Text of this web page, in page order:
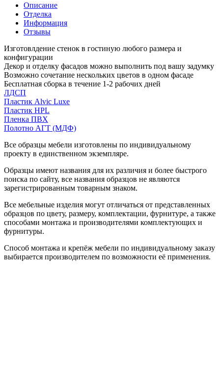
Описание
Отделка
Информация
Отзывы
Изготовлдение стенок в гостиную любого размера и
конфигурации
Декор и отделку фасадов можно выполнить под вашу задумку
Возможно сочетание нескольких цветов в одном фасаде
Бесплатная сборка в течение 1-2 рабочих дней
ЛДСП
Пластик Alvic Luxe
Пластик HPL
Пленка ПВХ
Полотно АГТ (МДФ)
Все образцы мебели изготовлены по индивидуальному
проекту в единственном экземпляре.
Образцы имеют названия для их различия и более быстрого
поиска по сайту, все названия образцов не являются
зарегистрированным товарным знаком.
Все мебельные изделия могут отличаться от представленных
образцов по цвету, размеру, комплектации, фурнитуре, а также
способами монтажа и производителями комплектующих и
фурнитуры.
Способ монтажа и крепёж мебели по индивидуальному заказу
выбирается производителем по возможности её применения.